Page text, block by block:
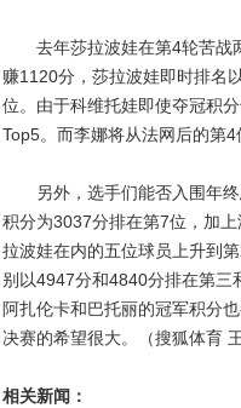
去年莎拉波娃在第4轮苦战两
赚1120分，莎拉波娃即时排名
位。由于科维托娃即使夺冠积
Top5。而李娜将从法网后的第4
另外，选手们能否入围年终
积分为3037分排在第7位，加
拉波娃在内的五位球员上升到
别以4947分和4840分排在第三
阿扎伦卡和巴托丽的冠军积分
决赛的希望很大。（搜狐体育 王
相关新闻：